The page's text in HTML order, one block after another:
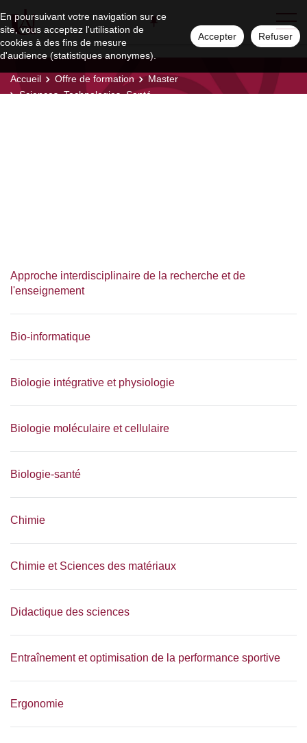
En poursuivant votre navigation sur ce
site, vous acceptez l'utilisation de
cookies à des fins de mesure
d'audience (statistiques anonymes).
Accepter Refuser
Accueil Offre de formation
Master
Sciences, Technologies, Santé
Approche interdisciplinaire de la recherche et de
l'enseignement
Bio-informatique
Biologie intégrative et physiologie
Biologie moléculaire et cellulaire
Biologie-santé
Chimie
Chimie et Sciences des matériaux
Didactique des sciences
Entraînement et optimisation de la performance sportive
Ergonomie